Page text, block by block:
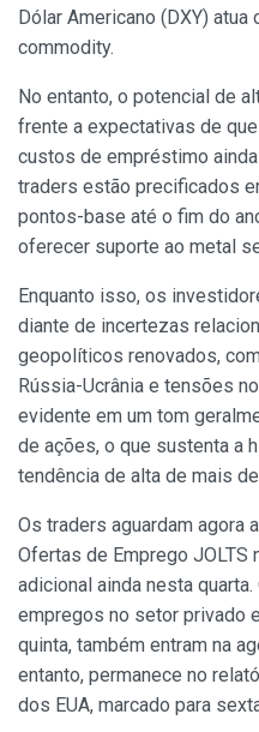
Dólar Americano (DXY) atua
commodity.
No entanto, o potencial de
frente a expectativas de
custos de empréstimo
traders estão precificados
pontos-base até o fim do
oferecer suporte ao metal
Enquanto isso, os
diante de incertezas
geopolíticos renovados,
Rússia-Ucrânia e tensões
evidente em um tom
de ações, o que sustenta a
tendência de alta de mais
Os traders aguardam agora
Ofertas de Emprego JOLTS
adicional ainda nesta
empregos no setor privado
quinta, também entram na
entanto, permanece no
dos EUA, marcado para